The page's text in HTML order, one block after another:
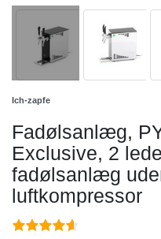
Ich-zapfe
Fadølsanlæg,
Exclusive, 2
fadølsanlæg
luftkompressor